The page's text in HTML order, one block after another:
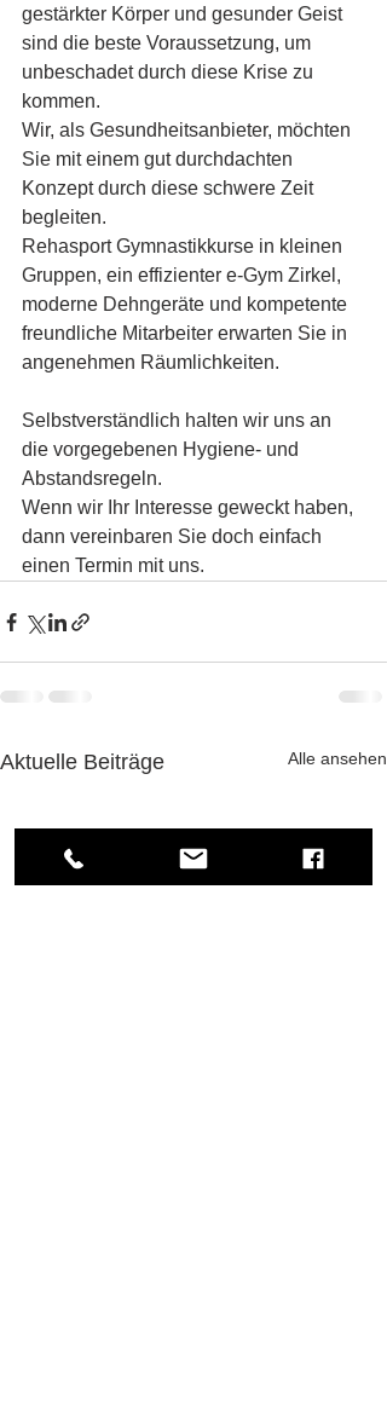
gestärkter Körper und gesunder Geist
sind die beste Voraussetzung, um
unbeschadet durch diese Krise zu
kommen.
Wir, als Gesundheitsanbieter, möchten
Sie mit einem gut durchdachten
Konzept durch diese schwere Zeit
begleiten.
Rehasport Gymnastikkurse in kleinen
Gruppen, ein effizienter e-Gym Zirkel,
moderne Dehngeräte und kompetente
freundliche Mitarbeiter erwarten Sie in
angenehmen Räumlichkeiten.
Selbstverständlich halten wir uns an
die vorgegebenen Hygiene- und
Abstandsregeln.
Wenn wir Ihr Interesse geweckt haben,
dann vereinbaren Sie doch einfach
einen Termin mit uns.
Aktuelle Beiträge Alle ansehen